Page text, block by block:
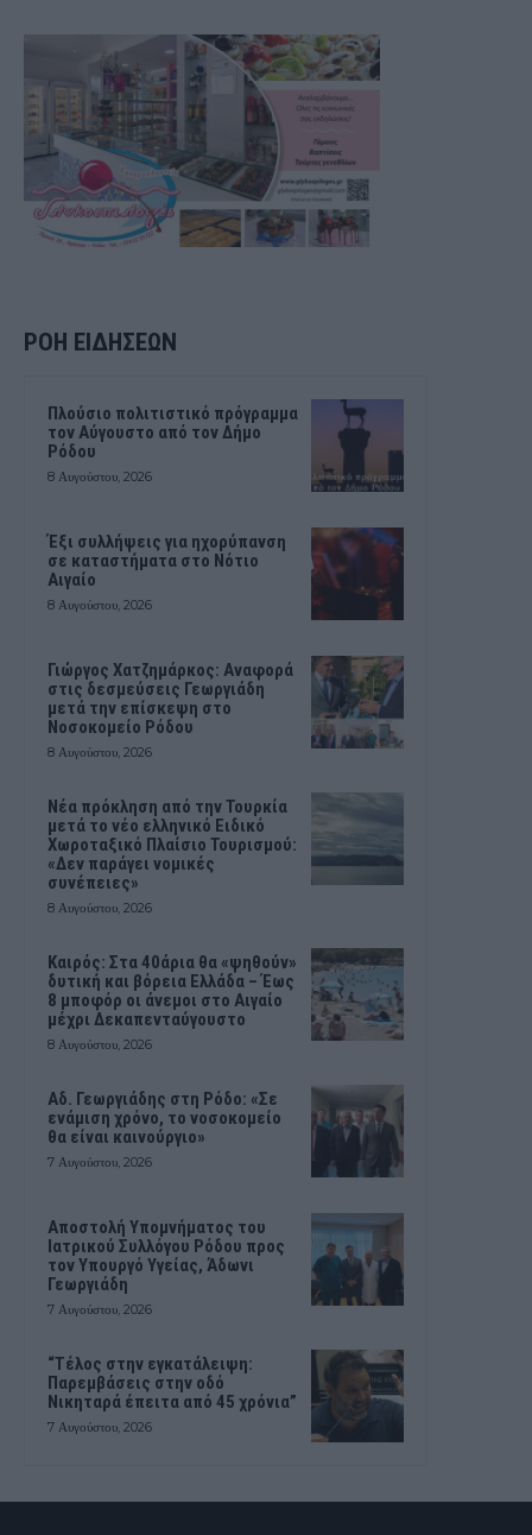
ΡΟΗ ΕΙΔΗΣΕΩΝ
Πλούσιο πολιτιστικό πρόγραμμα
τον Αύγουστο από τον Δήμο
Ρόδου
8 Αυγούστου, 2026
Έξι συλλήψεις για ηχορύπανση
σε καταστήματα στο Νότιο
Αιγαίο
8 Αυγούστου, 2026
Γιώργος Χατζημάρκος: Αναφορά
στις δεσμεύσεις Γεωργιάδη
μετά την επίσκεψη στο
Νοσοκομείο Ρόδου
8 Αυγούστου, 2026
Νέα πρόκληση από την Τουρκία
μετά το νέο ελληνικό Ειδικό
Χωροταξικό Πλαίσιο Τουρισμού:
«Δεν παράγει νομικές
συνέπειες»
8 Αυγούστου, 2026
Καιρός: Στα 40άρια θα «ψηθούν»
δυτική και βόρεια Ελλάδα – Έως
8 μποφόρ οι άνεμοι στο Αιγαίο
μέχρι Δεκαπενταύγουστο
8 Αυγούστου, 2026
Αδ. Γεωργιάδης στη Ρόδο: «Σε
ενάμιση χρόνο, το νοσοκομείο
θα είναι καινούργιο»
7 Αυγούστου, 2026
Αποστολή Υπομνήματος του
Ιατρικού Συλλόγου Ρόδου προς
τον Υπουργό Υγείας, Άδωνι
Γεωργιάδη
7 Αυγούστου, 2026
“Τέλος στην εγκατάλειψη:
Παρεμβάσεις στην οδό
Νικηταρά έπειτα από 45 χρόνια”
7 Αυγούστου, 2026